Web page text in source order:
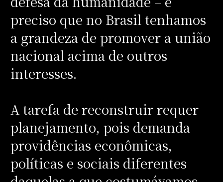
preciso que no Brasil tenhamos
a grandeza de promover a união
nacional acima de outros
interesses.
A tarefa de reconstruir requer
planejamento, pois demanda
providências econômicas,
políticas e sociais diferentes